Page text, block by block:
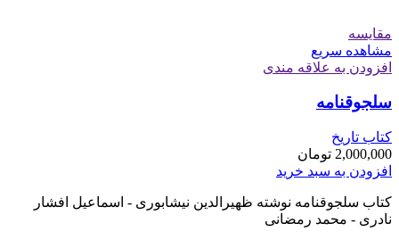
مقایسه
مشاهده سریع
افزودن به علاقه مندی
سلجوقنامه
کتاب تاریخ
2,000,000 تومان
افزودن به سبد خرید
کتاب سلجوقنامه نوشته ظهیرالدین نیشابوری - اسماعیل افشار
نادری - محمد رمضانی